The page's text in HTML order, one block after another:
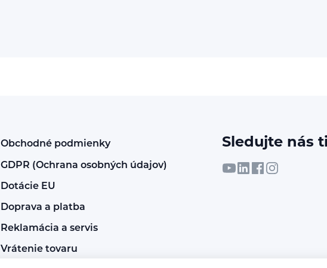
Obchodné podmienky
GDPR (Ochrana osobných údajov)
Dotácie EU
Doprava a platba
Reklamácia a servis
Vrátenie tovaru
Sledujte nás